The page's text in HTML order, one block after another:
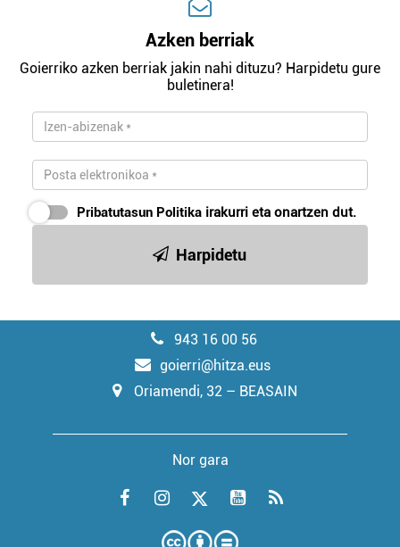
Azken berriak
Goierriko azken berriak jakin nahi dituzu? Harpidetu gure
buletinera!
Pribatutasun Politika irakurri eta onartzen dut.
Harpidetu
943 16 00 56
goierri@hitza.eus
Oriamendi, 32 – BEASAIN
Nor gara